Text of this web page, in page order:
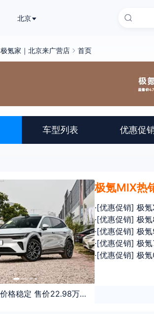
北京
极氪家｜北京来广营店 首页
车型列表 优惠促
极氪7X目前价格稳定 售价22.98万元起
极氪MIX热
·[优惠促销] 极
·[优惠促销] 极
·[优惠促销] 极
·[优惠促销] 极
·[优惠促销] 极